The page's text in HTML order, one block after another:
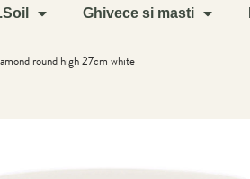
Ghivece si masti
round high 27cm white